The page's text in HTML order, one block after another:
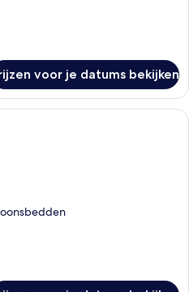
voor je datums bekijken
Hotelkamer met een bed, twee